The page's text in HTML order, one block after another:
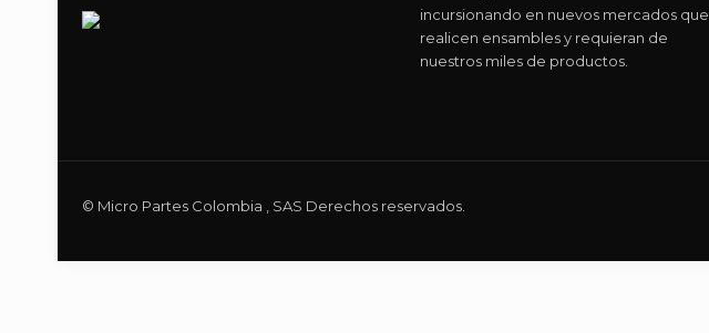
incursionando en nuevos mercados que
realicen ensambles y requieran de
nuestros miles de productos.
© Micro Partes Colombia , SAS Derechos reservados.